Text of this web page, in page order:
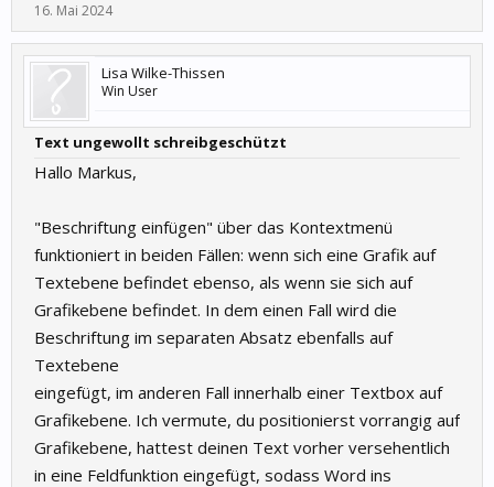
16. Mai 2024
Lisa Wilke-Thissen
Win User
Text ungewollt schreibgeschützt
Hallo Markus,
"Beschriftung einfügen" über das Kontextmenü
funktioniert in beiden Fällen: wenn sich eine Grafik auf
Textebene befindet ebenso, als wenn sie sich auf
Grafikebene befindet. In dem einen Fall wird die
Beschriftung im separaten Absatz ebenfalls auf
Textebene
eingefügt, im anderen Fall innerhalb einer Textbox auf
Grafikebene. Ich vermute, du positionierst vorrangig auf
Grafikebene, hattest deinen Text vorher versehentlich
in eine Feldfunktion eingefügt, sodass Word ins